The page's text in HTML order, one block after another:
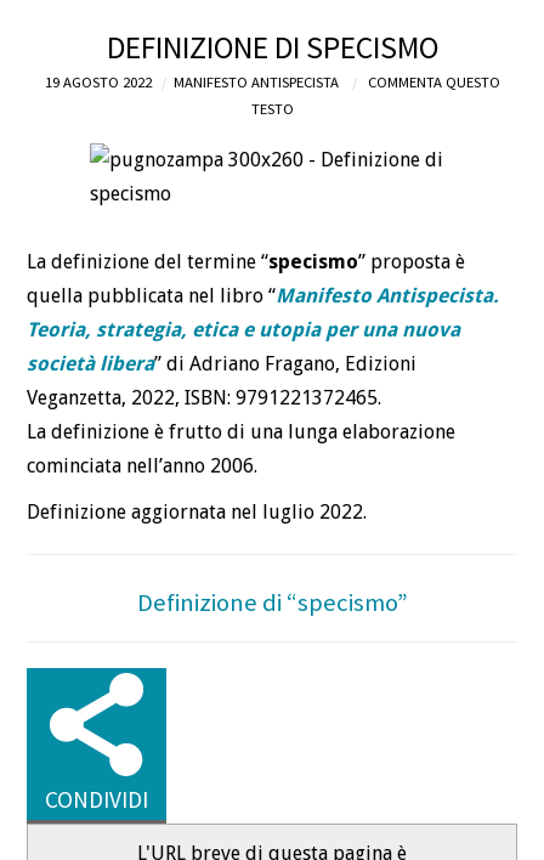
IL LIBRO
DEFINIZIONI
CHI
BLOG
CONTATTI
DEFINIZIONE DI SPECISMO
19 AGOSTO 2022 MANIFESTO ANTISPECISTA
COMMENTA QUESTO
TESTO
La definizione del termine “specismo” proposta è
quella pubblicata nel libro “Manifesto Antispecista.
Teoria, strategia, etica e utopia per una nuova
società libera” di Adriano Fragano, Edizioni
Veganzetta, 2022, ISBN: 9791221372465.
La definizione è frutto di una lunga elaborazione
cominciata nell’anno 2006.
Definizione aggiornata nel luglio 2022.
Definizione di “specismo”
CONDIVIDI
L'URL breve di questa pagina è